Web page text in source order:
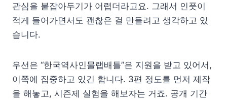
관심을 붙잡아두기가 어렵더라고요. 그래서 인풋이
적게 들어가면서도 괜찮은 걸 만들려고 생각하고 있
습니다.
우선은 “한국역사인물랩배틀”은 지원을 받고 있어서,
이쪽에 집중하고 있긴 합니다. 3편 정도를 먼저 제작
을 해놓고, 시즌제 실험을 해보자는 거죠. 공개 기간